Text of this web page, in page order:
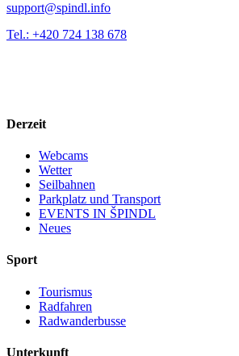
support@spindl.info
Tel.: +420 724 138 678
Derzeit
Webcams
Wetter
Seilbahnen
Parkplatz und Transport
EVENTS IN ŠPINDL
Neues
Sport
Tourismus
Radfahren
Radwanderbusse
Unterkunft